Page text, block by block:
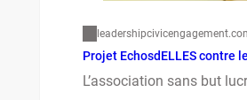
Projet EchosdELLES contre
L’association sans but